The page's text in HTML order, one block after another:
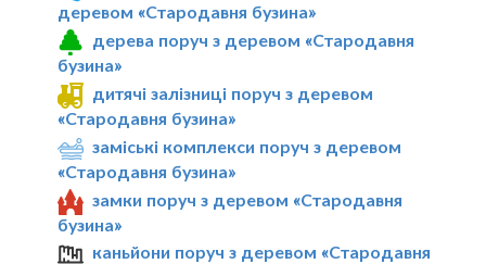
деревом «Стародавня бузина»
дерева поруч з деревом «Стародавня
бузина»
дитячі залізниці поруч з деревом
«Стародавня бузина»
заміські комплекси поруч з деревом
«Стародавня бузина»
замки поруч з деревом «Стародавня
бузина»
каньйони поруч з деревом «Стародавня